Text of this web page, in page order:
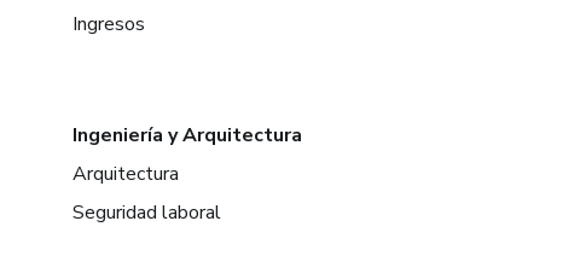
Ingresos
Ingeniería y Arquitectura
Arquitectura
Seguridad laboral